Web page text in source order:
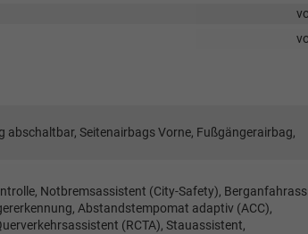
Seitenairbags Vorne, Fußgängerairbag,
Notbremsassistent (City-Safety),
Abstandstempomat adaptiv (ACC),
(RCTA), Stauassistent,